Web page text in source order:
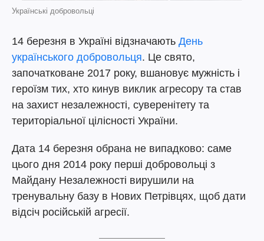
Українські добровольці
14 березня в Україні відзначають День
українського добровольця. Це свято,
започатковане 2017 року, вшановує мужність і
героїзм тих, хто кинув виклик агресору та став
на захист незалежності, суверенітету та
територіальної цілісності України.
Дата 14 березня обрана не випадково: саме
цього дня 2014 року перші добровольці з
Майдану Незалежності вирушили на
тренувальну базу в Нових Петрівцях, щоб дати
відсіч російській агресії.